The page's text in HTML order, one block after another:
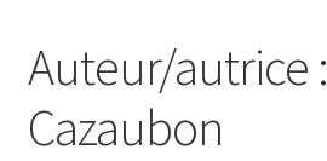
Auteur/autrice :
Cazaubon